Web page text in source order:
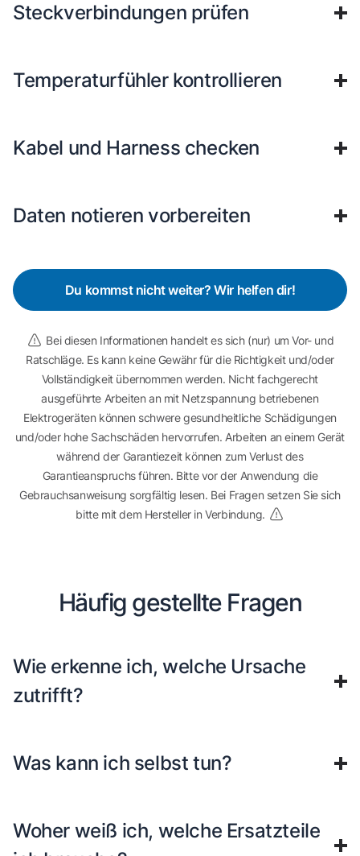
Steckverbindungen prüfen
Temperaturfühler kontrollieren
Kabel und Harness checken
Daten notieren vorbereiten
Du kommst nicht weiter? Wir helfen dir!
Bei diesen Informationen handelt es sich (nur) um Vor- und
Ratschläge. Es kann keine Gewähr für die Richtigkeit und/oder
Vollständigkeit übernommen werden. Nicht fachgerecht
ausgeführte Arbeiten an mit Netzspannung betriebenen
Elektrogeräten können schwere gesundheitliche Schädigungen
und/oder hohe Sachschäden hervorrufen. Arbeiten an einem Gerät
während der Garantiezeit können zum Verlust des
Garantieanspruchs führen. Bitte vor der Anwendung die
Gebrauchsanweisung sorgfältig lesen. Bei Fragen setzen Sie sich
bitte mit dem Hersteller in Verbindung.
Häufig gestellte Fragen
Wie erkenne ich, welche Ursache
zutrifft?
Was kann ich selbst tun?
Woher weiß ich, welche Ersatzteile